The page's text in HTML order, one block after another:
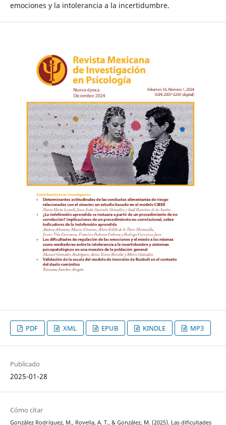
emociones y la intolerancia a la incertidumbre.
PDF XML EPUB KINDLE MP3
Publicado
2025-01-28
Cómo citar
González Rodríguez, M., Rovella, A. T., & González, M. (2025). Las dificultades